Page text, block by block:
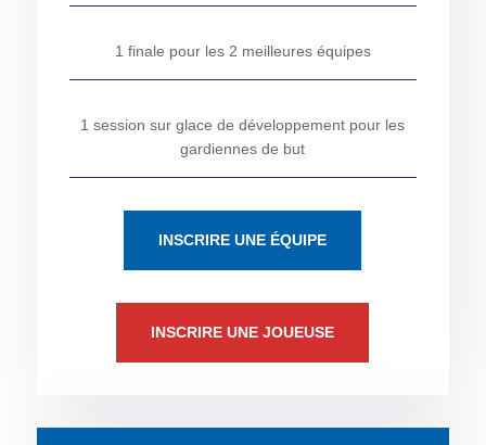
1 finale pour les 2 meilleures équipes
1 session sur glace de développement pour les
gardiennes de but
INSCRIRE UNE ÉQUIPE
INSCRIRE UNE JOUEUSE